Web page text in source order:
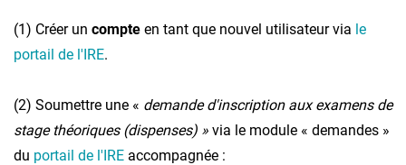
(1) Créer un compte en tant que nouvel utilisateur via le
portail de l'IRE.
(2) Soumettre une « demande d'inscription aux examens de
stage théoriques (dispenses) » via le module « demandes »
du portail de l'IRE accompagnée :